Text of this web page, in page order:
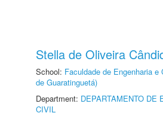
Stella de Oliveira
School: Faculdade de Engenharia e
de Guaratinguetá)
Department: DEPARTAMENTO DE
CIVIL